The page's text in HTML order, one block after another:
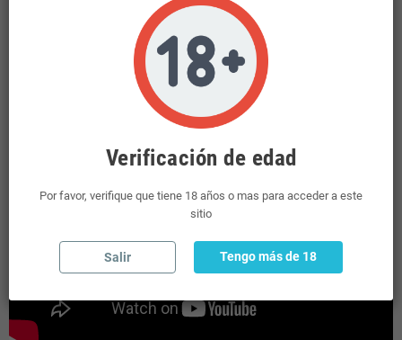
Verificación de edad
Por favor, verifique que tiene 18 años o mas para acceder a este
sitio
Salir Tengo más de 18